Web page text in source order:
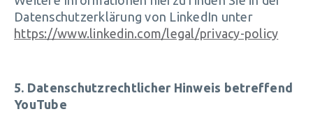
Datenschutzerklärung von LinkedIn unter
https://www.linkedin.com/legal/privacy-policy
5. Datenschutzrechtlicher Hinweis betreffend
YouTube